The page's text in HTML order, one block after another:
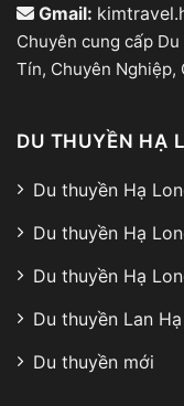
Gmail:
Chuyên cung cấp
Tín, Chuyên Nghiệp,
DU THUYỀN HẠ
Du thuyền Hạ
Du thuyền Hạ
Du thuyền Hạ
Du thuyền Lan Hạ
Du thuyền mới